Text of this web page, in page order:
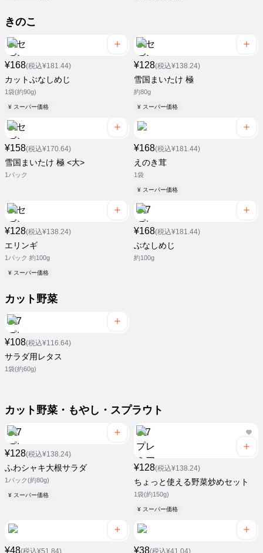
きのこ
¥168(税込¥181.44)
カットぶなしめじ
1袋(約90g)
¥ スーパー価格
¥128(税込¥138.24)
雪国まいたけ 極
約80g
¥ スーパー価格
¥158(税込¥170.64)
雪国まいたけ 極 <大>
1パック
¥168(税込¥181.44)
えのき茸
1袋
¥ スーパー価格
¥128(税込¥138.24)
エリンギ
1パック 約100g
¥ スーパー価格
¥168(税込¥181.44)
ぶなしめじ
約100g
カット野菜
¥108(税込¥116.64)
サラダ用レタス
1袋(約60g)
カット野菜・もやし・スプラウト
¥128(税込¥138.24)
ふわシャキ大根サラダ
1パック(約80g)
¥ スーパー価格
¥128(税込¥138.24)
ちょっと使える野菜炒めセット
1袋(約150g)
¥ スーパー価格
¥48(税込¥51.84) ¥38(税込¥41.04)